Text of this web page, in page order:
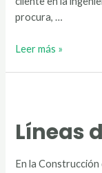
procura, …
Protección
Leer más »
Líneas
En la